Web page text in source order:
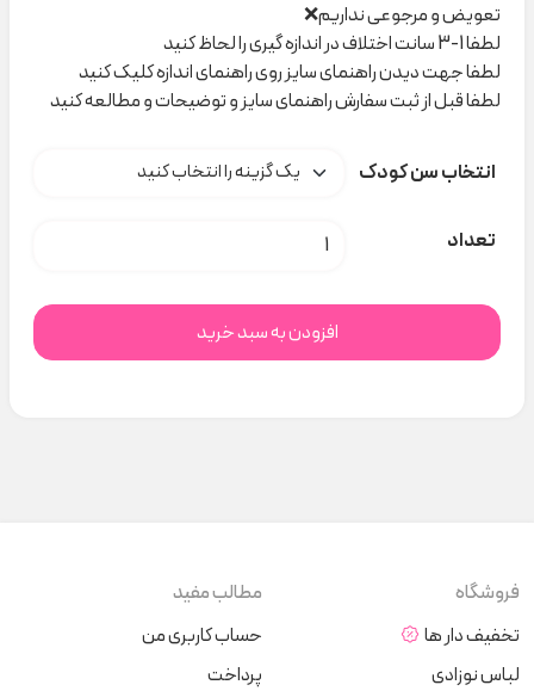
تعویض و مرجوعی نداریم❌
لطفا 1-3 سانت اختلاف در اندازه گیری را لحاظ کنید
لطفا جهت دیدن راهنمای سایز روی راهنمای اندازه کلیک کنید
لطفا قبل از ثبت سفارش راهنمای سایز و توضیحات و مطالعه کنید
انتخاب سن کودک
تعداد بادی آستین کوتاه سفید Lc کد C000657 عدد
افزودن به سبد خرید
فروشگاه
تخفیف دار ها
لباس نوزادی
مطالب مفید
حساب کاربری من
پرداخت